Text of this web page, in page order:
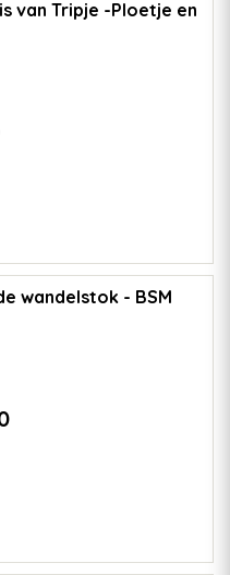
van Tripje -Ploetje en
wandelstok - BSM